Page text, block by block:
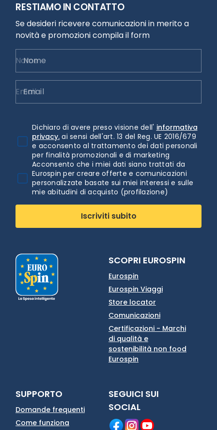
RESTIAMO IN CONTATTO
Se desideri ricevere comunicazioni in merito a
novità e promozioni compila il form
Nome
Email
Dichiaro di avere preso visione dell' informativa
privacy. ai sensi dell'art. 13 del Reg. UE 2016/679
e acconsento al trattamento dei dati personali
per finalità promozionali e di marketing
Acconsento che i miei dati siano trattati da
Eurospin per creare offerte e comunicazioni
personalizzate basate sui miei interessi e sulle
mie abitudini di acquisto (profilazione)
Iscriviti subito
SCOPRI EUROSPIN
Eurospin
Eurospin Viaggi
Store locator
Comunicazioni
Certificazioni - Marchi
di qualità e
sostenibilità non food
Eurospin
SUPPORTO
Domande frequenti
Come funziona
SEGUICI SUI
SOCIAL